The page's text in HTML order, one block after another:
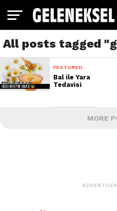
All posts tagged
FEATURED
Bal ile Yara
Tedavisi
MORE